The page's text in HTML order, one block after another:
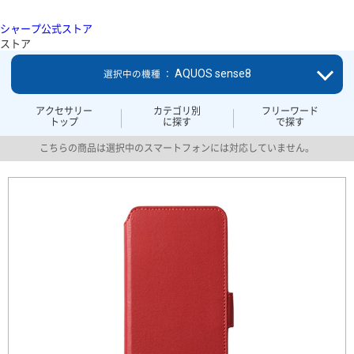
シャープ公式ストア
ストア
アクセサリー
トップ
カテゴリ別
に探す
フリーワード
で探す
選択中の機種 ： AQUOS sense8
こちらの商品は選択中のスマートフォンには対応していません。